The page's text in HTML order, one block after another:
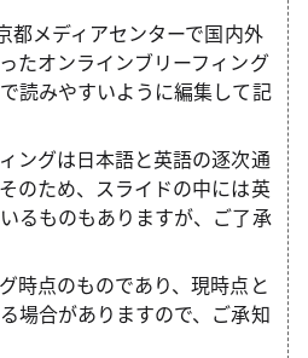
都メディアセンターで国内外
たオンラインブリーフィング
読みやすいように編集して記
ングは日本語と英語の逐次通
のため、スライドの中には英
るものもありますが、ご了承
時点のものであり、現時点と
場合がありますので、ご承知